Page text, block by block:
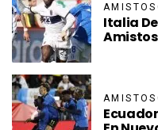
Italia